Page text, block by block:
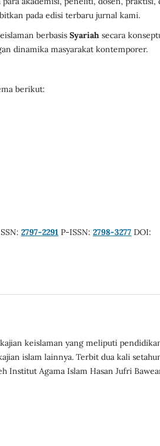
pada edisi terbaru jurnal kami.
berbasis Syariah secara
dinamika masyarakat kontemporer.
berikut:
2797-2291 P-ISSN: 2798-3277 DOI:
keislaman yang meliputi
islam lainnya. Terbit dua kali
Institut Agama Islam Hasan Jufri